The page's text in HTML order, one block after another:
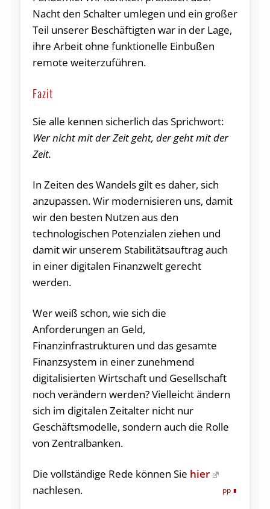
Nacht den Schalter umlegen und ein großer
Teil unserer Beschäftigten war in der Lage,
ihre Arbeit ohne funktionelle Einbußen
remote weiterzuführen.
Fazit
Sie alle kennen sicherlich das Sprichwort:
Wer nicht mit der Zeit geht, der geht mit der
Zeit.
In Zeiten des Wandels gilt es daher, sich
anzupassen. Wir modernisieren uns, damit
wir den besten Nutzen aus den
technologischen Potenzialen ziehen und
damit wir unserem Stabilitätsauftrag auch
in einer digitalen Finanzwelt gerecht
werden.
Wer weiß schon, wie sich die
Anforderungen an Geld,
Finanzinfrastrukturen und das gesamte
Finanzsystem in einer zunehmend
digitalisierten Wirtschaft und Gesellschaft
noch verändern werden? Vielleicht ändern
sich im digitalen Zeitalter nicht nur
Geschäftsmodelle, sondern auch die Rolle
von Zentralbanken.
Die vollständige Rede können Sie hier
nachlesen.
pp